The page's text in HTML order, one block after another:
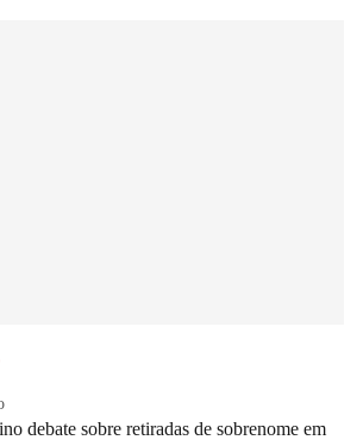
debate sobre retiradas de sobrenome em